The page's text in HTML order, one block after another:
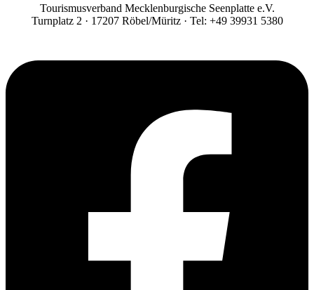
Tourismusverband Mecklenburgische Seenplatte e.V.
Turnplatz 2 · 17207 Röbel/Müritz · Tel: +49 39931 5380